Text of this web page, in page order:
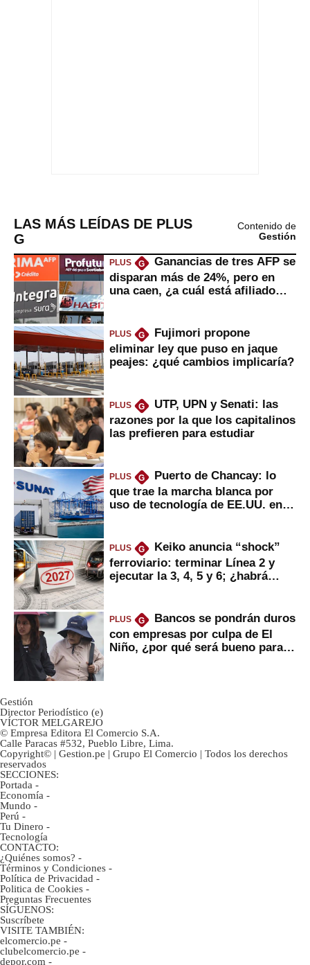
LAS MÁS LEÍDAS DE PLUS
G
Contenido de
Gestión
PLUS G
Ganancias de tres AFP se
disparan más de 24%, pero en
una caen, ¿a cuál está afiliado
PLUS G
Fujimori propone
eliminar ley que puso en jaque
peajes: ¿qué cambios implicaría?
PLUS G
UTP, UPN y Senati: las
razones por la que los capitalinos
las prefieren para estudiar
PLUS G
Puerto de Chancay: lo
que trae la marcha blanca por
uso de tecnología de EE.UU. en
PLUS G
Keiko anuncia “shock”
ferroviario: terminar Línea 2 y
ejecutar la 3, 4, 5 y 6; ¿habrá
PLUS G
Bancos se pondrán duros
con empresas por culpa de El
Niño, ¿por qué será bueno para
Gestión
Director Periodístico (e)
VÍCTOR MELGAREJO
© Empresa Editora El Comercio S.A.
Calle Paracas #532, Pueblo Libre, Lima.
Copyright© | Gestion.pe | Grupo El Comercio | Todos los derechos
reservados
SECCIONES:
Portada -
Economía -
Mundo -
Perú -
Tu Dinero -
Tecnología
CONTACTO:
¿Quiénes somos? -
Términos y Condiciones -
Política de Privacidad -
Politica de Cookies -
Preguntas Frecuentes
SÍGUENOS:
Suscríbete
VISITE TAMBIÉN:
elcomercio.pe -
clubelcomercio.pe -
depor.com -